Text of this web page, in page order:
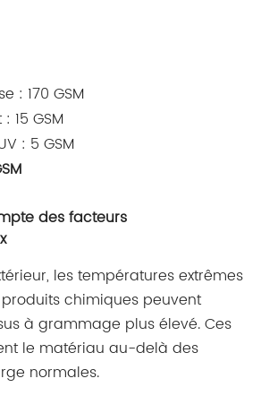
: 170 GSM
15 GSM
: 5 GSM
des facteurs
les températures extrêmes
chimiques peuvent
à grammage plus élevé. Ces
le matériau au-delà des
normales.